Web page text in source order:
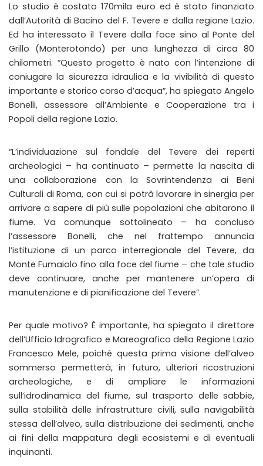
Lo studio è costato 170mila euro ed è stato finanziato
dall’Autorità di Bacino del F. Tevere e dalla regione Lazio.
Ed ha interessato il Tevere dalla foce sino al Ponte del
Grillo (Monterotondo) per una lunghezza di circa 80
chilometri. “Questo progetto è nato con l’intenzione di
coniugare la sicurezza idraulica e la vivibilità di questo
importante e storico corso d’acqua”, ha spiegato Angelo
Bonelli, assessore all’Ambiente e Cooperazione tra i
Popoli della regione Lazio.
“L’individuazione sul fondale del Tevere dei reperti
archeologici – ha continuato – permette la nascita di
una collaborazione con la Sovrintendenza ai Beni
Culturali di Roma, con cui si potrà lavorare in sinergia per
arrivare a sapere di più sulle popolazioni che abitarono il
fiume. Va comunque sottolineato – ha concluso
l’assessore Bonelli, che nel frattempo annuncia
l’istituzione di un parco interregionale del Tevere, da
Monte Fumaiolo fino alla foce del fiume – che tale studio
deve continuare, anche per mantenere un’opera di
manutenzione e di pianificazione del Tevere”.
Per quale motivo? È importante, ha spiegato il direttore
dell’Ufficio Idrografico e Mareografico della Regione Lazio
Francesco Mele, poiché questa prima visione dell’alveo
sommerso permetterà, in futuro, ulteriori ricostruzioni
archeologiche, e di ampliare le informazioni
sull’idrodinamica del fiume, sul trasporto delle sabbie,
sulla stabilità delle infrastrutture civili, sulla navigabilità
stessa dell’alveo, sulla distribuzione dei sedimenti, anche
ai fini della mappatura degli ecosistemi e di eventuali
inquinanti.